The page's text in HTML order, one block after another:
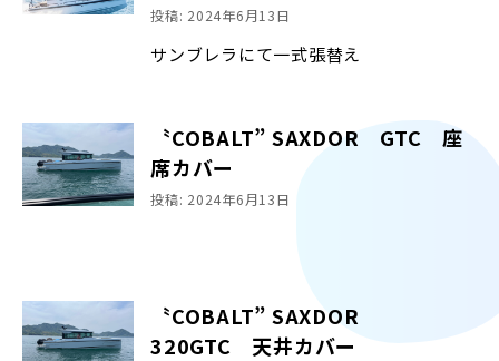
投稿: 2024年6月13日
サンブレラにて一式張替え
〝COBALT” SAXDOR GTC 座
席カバー
投稿: 2024年6月13日
〝COBALT” SAXDOR
320GTC 天井カバー